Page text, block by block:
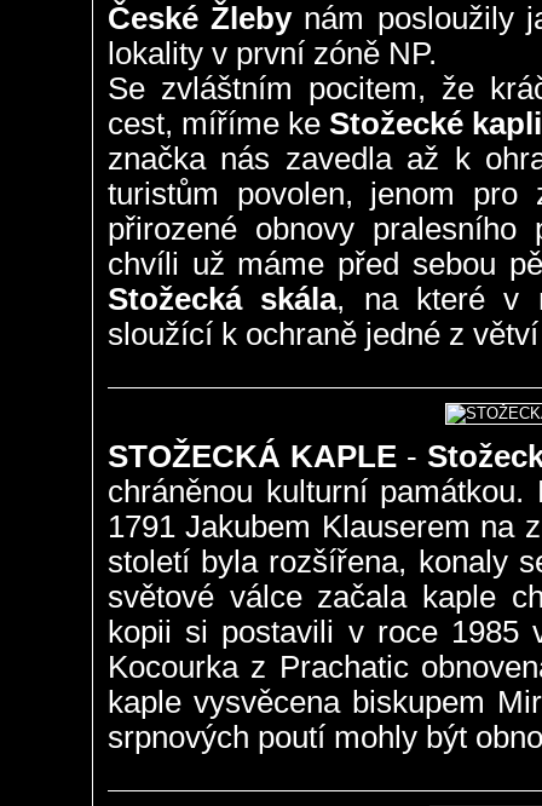
České Žlebynám posloužily
lokality v první zóně NP.
Se zvláštním pocitem, že
cest, míříme ke Stožecké kapli
značka nás zavedla až k
turistům povolen, jenom pro
přirozené obnovy
chvíli už máme před sebou
Stožecká skála, na které v
sloužící k ochraně jedné z
STOŽECKÁ KAPLE-
chráněnou kulturní
1791 Jakubem Klauserem na
století byla rozšířena, konaly
světové válce začala kaple
kopii si postavili v roce 1985
Kocourka z Prachatic
kaple vysvěcena biskupem
srpnových poutí mohly být